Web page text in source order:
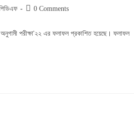
Post0 Comments
পরীক্ষা'২২ এর ফলাফল প্রকাশিত হয়েছে। ফলাফল